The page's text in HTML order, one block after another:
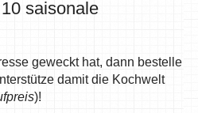
saisonale
geweckt hat, dann bestelle
damit die Kochwelt
)!